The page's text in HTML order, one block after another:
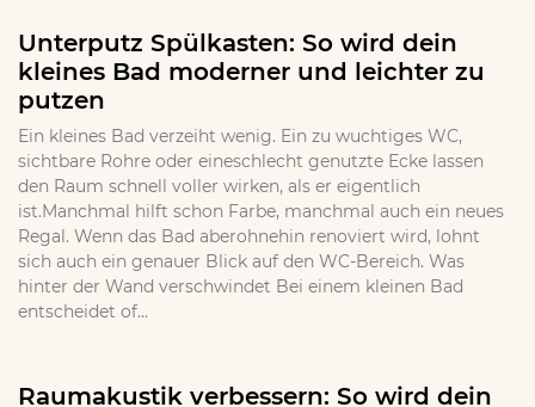
Unterputz Spülkasten: So wird dein
kleines Bad moderner und leichter zu
putzen
Ein kleines Bad verzeiht wenig. Ein zu wuchtiges WC,
sichtbare Rohre oder eineschlecht genutzte Ecke lassen
den Raum schnell voller wirken, als er eigentlich
ist.Manchmal hilft schon Farbe, manchmal auch ein neues
Regal. Wenn das Bad aberohnehin renoviert wird, lohnt
sich auch ein genauer Blick auf den WC-Bereich. Was
hinter der Wand verschwindet Bei einem kleinen Bad
entscheidet of...
Raumakustik verbessern: So wird dein